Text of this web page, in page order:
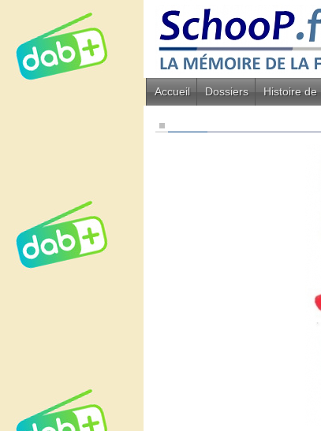
Accueil Dossiers Histoire de